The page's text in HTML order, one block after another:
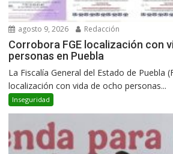
agosto 9, 2026 Redacción
Corrobora FGE localización con
personas en Puebla
La Fiscalía General del Estado de Puebla
localización con vida de ocho personas...
Inseguridad